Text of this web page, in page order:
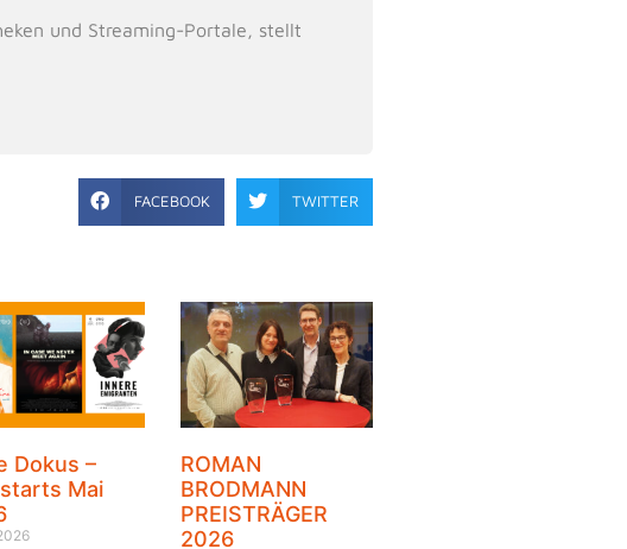
und Streaming-Portale, stellt
FACEBOOK TWITTER
Dokus –
Mai
ROMAN
BRODMANN
PREISTRÄGER
2026